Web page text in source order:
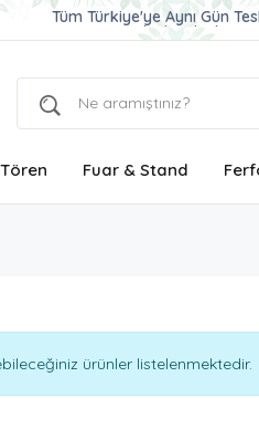
Ucuz ve Kaliteli Çelenk
Aynı Gün Teslimat Çelenk
Tören Fuar & Stand
ürünler listelenmektedir.